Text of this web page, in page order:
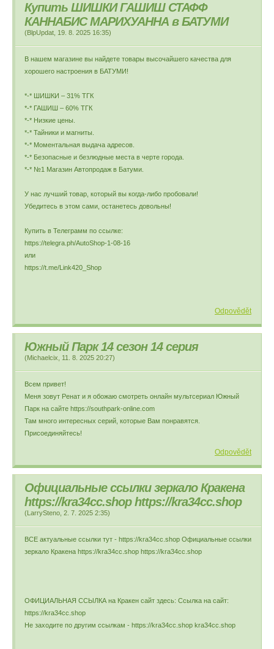
Купить ШИШКИ ГАШИШ СТАФФ
КАННАБИС МАРИХУАННА в БАТУМИ
(BlpUpdat 19. 8. 2025 16:35)
В нашем магазине вы найдете товары высочайшего качества для
хорошего настроения в БАТУМИ!
*-* ШИШКИ – 31% ТГК
*-* ГАШИШ – 60% ТГК
*-* Низкие цены.
*-* Тайники и магниты.
*-* Моментальная выдача адресов.
*-* Безопасные и безлюдные места в черте города.
*-* №1 Магазин Автопродаж в Батуми.
У нас лучший товар, который вы когда-либо пробовали!
Убедитесь в этом сами, останетесь довольны!
Купить в Телеграмм по ссылке:
https://telegra.ph/AutoShop-1-08-16
или
https://t.me/Link420_Shop
Odpovědět
Южный Парк 14 сезон 14 серия
(Michaelcix 11. 8. 2025 20:27)
Всем привет!
Меня зовут Ренат и я обожаю смотреть онлайн мультсериал Южный
Парк на сайте https://southpark-online.com
Там много интересных серий, которые Вам понравятся.
Присоединяйтесь!
Odpovědět
Официальные ссылки зеркало Кракена
https://kra34cc.shop https://kra34cc.shop
(LarrySteno 2. 7. 2025 2:35)
ВСЕ актуальные ссылки тут - https://kra34cc.shop Официальные ссылки
зеркало Кракена https://kra34cc.shop https://kra34cc.shop
ОФИЦИАЛЬНАЯ ССЫЛКА на Кракен сайт здесь: Ссылка на сайт:
https://kra34cc.shop
Не заходите по другим ссылкам - https://kra34cc.shop kra34cc.shop